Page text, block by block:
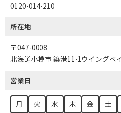
0120-014-210
所在地
〒047-0008
北海道小樽市 築港11-1ウイングベ
営業日
月 火 水 木 金 土